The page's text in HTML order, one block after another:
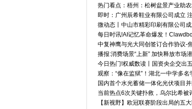
热门看点：梧州：松树盆景产业助
即时：广州辰希鞋业有限公司成立
微动态丨中山市精彩印刷有限公司
每日时讯!AI记忆革命爆发！
中复神鹰与光大同创签订合作协议-
播报:消费场景“上新” 加快释放市场
今日热门!权威数读丨国资央企交出
观察：“像在监狱”！湖北一中学多名
国内首个水光蓄储一体化光伏项目
当前热点6次关键扑救，乌尔比希
【新视野】欧冠联赛阶段出局的五